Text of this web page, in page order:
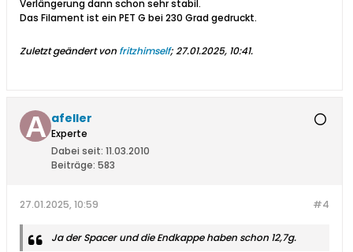
Verlängerung dann schon sehr stabil.
Das Filament ist ein PET G bei 230 Grad gedruckt.
Zuletzt geändert von fritzhimself;27.01.2025, 10:41.
afeller
Experte
Dabei seit: 11.03.2010
Beiträge: 583
#4
27.01.2025, 10:59
Ja der Spacer und die Endkappe haben schon 12,7g.